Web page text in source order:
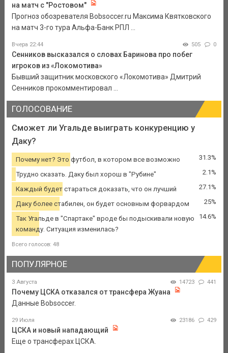
на матч с "Ростовом"
Прогноз обозревателя Bobsoccer.ru Максима Квятковского
на матч 3-го тура Альфа-Банк РПЛ ...
Вчера 22:44 505 0
Сенников высказался о словах Баринова про побег
игроков из «Локомотива»
Бывший защитник московского «Локомотива» Дмитрий
Сенников прокомментировал ...
ГОЛОСОВАНИЕ
Сможет ли Угальде выиграть конкуренцию у
Даку?
Почему нет? Это футбол, в котором все возможно 31.3%
Трудно сказать. Даку был хорош в "Рубине" 2.1%
Каждый будет стараться доказать, что он лучший 27.1%
Даку более стабилен, он будет основным форвардом 25%
Так Угальде в "Спартаке" вроде бы подыскивали новую
команду. Ситуация изменилась?
14.6%
Всего голосов: 48
ПОПУЛЯРНОЕ
3 Августа 14723 441
Почему ЦСКА отказался от трансфера Жуана
Данные Bobsoccer.
29 Июля 23186 429
ЦСКА и новый нападающий
Еще о трансферах ЦСКА.